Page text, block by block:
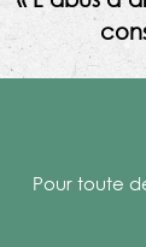
Pour toute